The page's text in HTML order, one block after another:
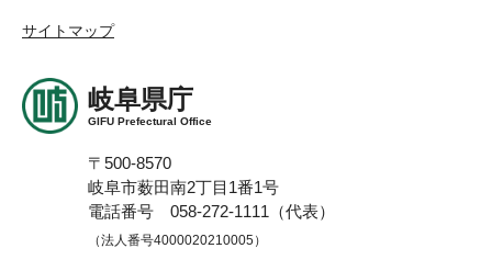
サイトマップ
岐阜県庁
GIFU Prefectural Office
〒500-8570
岐阜市薮田南2丁目1番1号
電話番号 058-272-1111（代表）
（法人番号4000020210005）